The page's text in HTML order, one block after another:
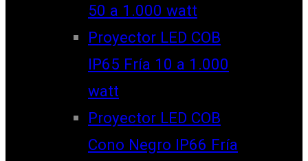
50 a 1.000 watt
Proyector LED COB
IP65 Fría 10 a 1.000
watt
Proyector LED COB
Cono Negro IP66 Fría